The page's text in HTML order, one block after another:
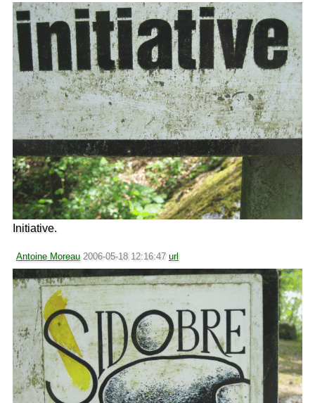
Initiative.
Antoine Moreau 2006-05-18 12:16:47 url